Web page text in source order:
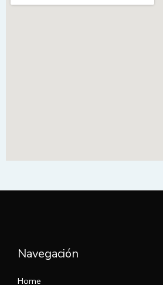
Navegación
Home